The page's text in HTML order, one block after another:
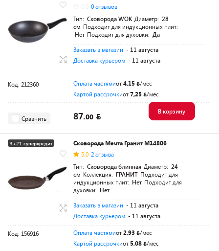
0 отзывов
Тип: Сковорода WOK Диаметр: 28
см Подходит для индукционных плит:
Нет Подходит для духовки: Да
Заказать в магазин - 11 августа
Доставка курьером - 11 августа
Код: 212360 Оплата частямиот4,15
/мес
Картой рассрочкиот7,25 /мес
Сравнить 87.00
В корзину
3+21 суперкредит
Сковорода Мечта Гранит M14806
5.0 2 отзыва
Тип: Сковорода блинная Диаметр: 24
см Коллекция: ГРАНИТ Подходит для
индукционных плит: Нет Подходит для
духовки: Нет
Заказать в магазин - 11 августа
Доставка курьером - 11 августа
Код: 156916 Оплата частямиот2,93
/мес
Картой рассрочкиот 5,08 /мес